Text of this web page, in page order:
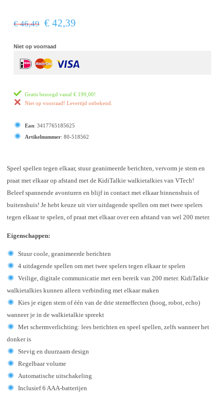
€ 46,49 € 42,39
Niet op voorraad
Gratis bezorgd vanaf € 199,00!
Niet op voorraad! Levertijd onbekend.
Ean: 3417765185625
Artikelnummer: 80-518562
Speel spellen tegen elkaar, stuur geanimeerde berichten, vervorm je stem en
praat met elkaar op afstand met de KidiTalkie walkietalkies van VTech!
Beleef spannende avonturen en blijf in contact met elkaar binnenshuis of
buitenshuis! Je hebt keuze uit vier uitdagende spellen om met twee spelers
tegen elkaar te spelen, of praat met elkaar over een afstand van wel 200 meter.
Eigenschappen:
Stuur coole, geanimeerde berichten
4 uitdagende spellen om met twee spelers tegen elkaar te spelen
Veilige, digitale communicatie met een bereik van 200 meter. KidiTalkie
walkietalkies kunnen alleen verbinding met elkaar maken
Kies je eigen stem of één van de drie stemeffecten (hoog, robot, echo)
wanneer je in de walkietalkie spreekt
Met schermverlichting: lees berichten en speel spellen, zelfs wanneer het
donker is
Stevig en duurzaam design
Regelbaar volume
Automatische uitschakeling
Inclusief 6 AAA-batterijen